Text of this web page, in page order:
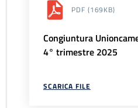
PDF (169KB)
Congiuntura
4° trimestre 2025
SCARICA FILE